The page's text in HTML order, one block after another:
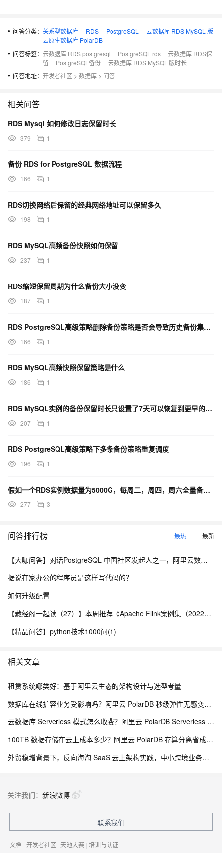
问答分类： 关系型数据库 RDS PostgreSQL
云数据库 RDS MySQL 版
云原生数据库 PolarDB
问答标签： 云数据库 RDS postgresql PostgreSQL rds
云数据库 RDS保
留
PostgreSQL备份
云数据库 RDS MySQL 版时长
问答地址： 开发者社区 > 数据库 > 问答
相关问答
RDS Mysql 如何修改日志保留时长
379 1
备份 RDS for PostgreSQL 数据流程
166 1
RDS切换网络后保留的经典网络地址可以保留多久
198 1
RDS MySQL高频备份快照如何保留
237 1
RDS缩短保留周期为什么备份大小没变
187 1
RDS PostgreSQL高级策略删除备份策略是否会导致历史备份集过期
166 1
RDS MySQL高频快照保留策略是什么
186 1
RDS MySQL实例的备份保留时长只设置了7天可以恢复到更早的数据吗
207 1
RDS PostgreSQL高级策略下多条备份策略重复调度
196 1
假如一个RDS实例数据量为5000G，每周二，周四，周六全量备份，备份保留7天。费用多少？
277 3
问答排行榜 最热 最新
【大咖问答】对话PostgreSQL 中国社区发起人之一，阿里云数据库高级专家 德哥
据说在家办公的程序员是这样写代码的？
如何升级配置
【藏经阁一起读（27）】本周推荐《Apache Flink案例集（2022版）》，你有哪些心得？
【精品问答】python技术1000问(1)
相关文章
租赁系统哪类好：基于阿里云生态的架构设计与选型考量
数据库在线扩容业务受影响吗？阿里云 PolarDB 秒级弹性无感变配解析
云数据库 Serverless 模式怎么收费？阿里云 PolarDB Serverless 按需计费解析
100TB 数据存储在云上成本多少？阿里云 PolarDB 存算分离省成本解析
外贸稳增背景下，反向海淘 SaaS 云上架构实践，中小跨境业务如何低成本扛住流量脉冲
关注我们： 新浪微博
联系我们
文档 | 开发者社区 | 天池大赛 | 培训与认证